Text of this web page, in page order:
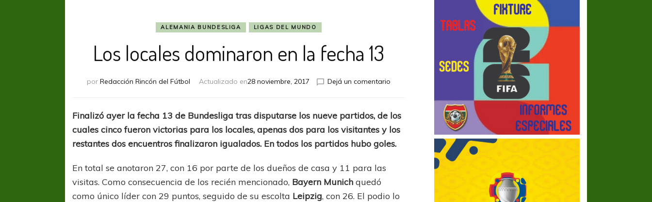
ALEMANIA BUNDESLIGA LIGAS DEL MUNDO
Los locales dominaron en la fecha 13
por Redacción Rincón del Fútbol Actualizado en28 noviembre, 2017 Dejá un comentario
dominaron
en
la
fecha
Finalizó ayer la fecha 13 de Bundesliga tras disputarse los nueve partidos, de los
cuales cinco fueron victorias para los locales, apenas dos para los visitantes y los
restantes dos encuentros finalizaron igualados. En todos los partidos hubo goles.
En total se anotaron 27, con 16 por parte de los dueños de casa y 11 para las
visitas. Como consecuencia de los recién mencionado, Bayern Munich quedó
como único líder con 29 puntos, seguido de su escolta Leipzig, con 26. El podio lo